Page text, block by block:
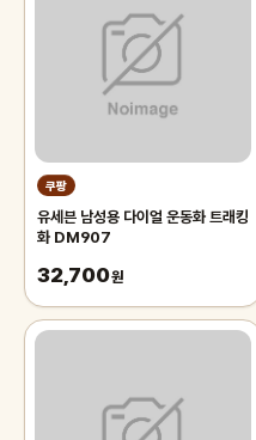
쿠팡
유세븐 남성용 다이얼 운동화 트래킹
화 DM907
32,700원